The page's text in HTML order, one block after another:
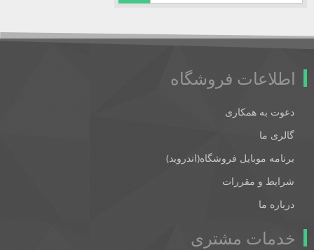
اطلاعات فروشگاه
دعوت به همکاری
گالری ما
برنامه موبایل فروشگاه(اندروید)
شرایط و مقررات
درباره ما
خدمات مشتری